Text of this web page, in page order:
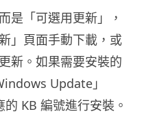
是「可選用更新」，
」頁面手動下載，或
新。如果需要安裝的
Update」
KB 編號進行安裝。